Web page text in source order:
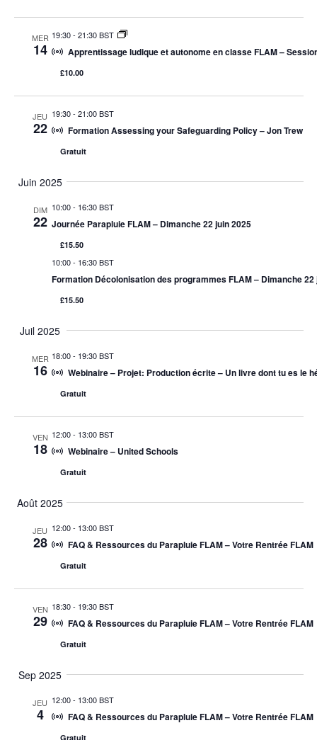
MER
14
19:30- 21:30 BST
Apprentissage ludique et autonome en classe FLAM –
£10.00
JEU
22
19:30- 21:00 BST
Formation Assessing your Safeguarding Policy – Jon Trew
Gratuit
Juin 2025
DIM
22
10:00- 16:30 BST
Journée Parapluie FLAM – Dimanche 22 juin 2025
£15.50
10:00- 16:30 BST
Formation Décolonisation des programmes FLAM – Dimanche 22
£15.50
Juil 2025
MER
16
18:00- 19:30 BST
Webinaire – Projet: Production écrite – Un livre dont tu es le
Gratuit
VEN
18
12:00- 13:00 BST
Webinaire – United Schools
Gratuit
Août 2025
JEU
28
12:00- 13:00 BST
FAQ & Ressources du Parapluie FLAM – Votre Rentrée FLAM
Gratuit
VEN
29
18:30- 19:30 BST
FAQ & Ressources du Parapluie FLAM – Votre Rentrée FLAM
Gratuit
Sep 2025
JEU
4
12:00- 13:00 BST
FAQ & Ressources du Parapluie FLAM – Votre Rentrée FLAM
Gratuit